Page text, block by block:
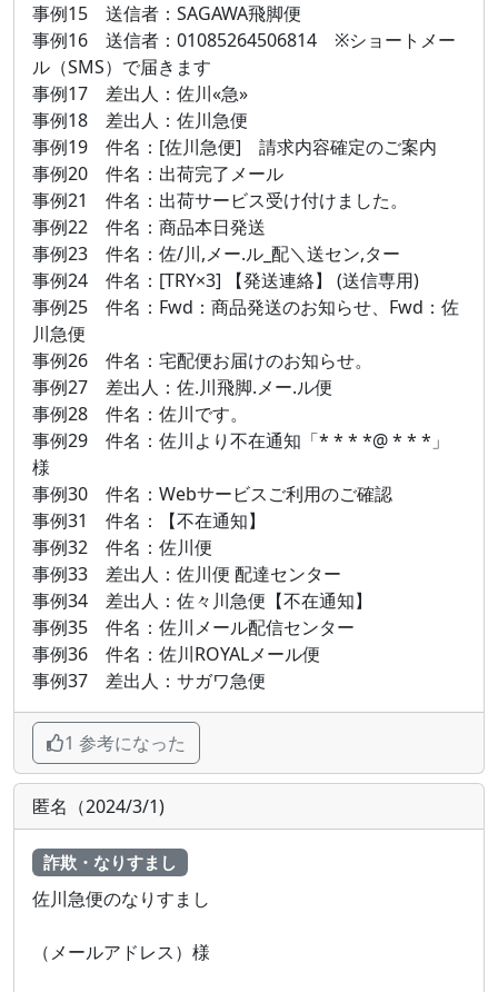
事例15 送信者：SAGAWA飛脚便
事例16 送信者：01085264506814 ※ショートメー
ル（SMS）で届きます
事例17 差出人：佐川«急»
事例18 差出人：佐川急便
事例19 件名：[佐川急便] 請求内容確定のご案内
事例20 件名：出荷完了メール
事例21 件名：出荷サービス受け付けました。
事例22 件名：商品本日発送
事例23 件名：佐/川,メー.ル_配＼送セン,ター
事例24 件名：[TRY×3] 【発送連絡】 (送信専用)
事例25 件名：Fwd：商品発送のお知らせ、Fwd：佐
川急便
事例26 件名：宅配便お届けのお知らせ。
事例27 差出人：佐.川飛脚.メー.ル便
事例28 件名：佐川です。
事例29 件名：佐川より不在通知「* * * *@ * * *」
様
事例30 件名：Webサービスご利用のご確認
事例31 件名：【不在通知】
事例32 件名：佐川便
事例33 差出人：佐川便 配達センター
事例34 差出人：佐々川急便【不在通知】
事例35 件名：佐川メール配信センター
事例36 件名：佐川ROYALメール便
事例37 差出人：サガワ急便
1 参考になった
匿名（2024/3/1)
詐欺・なりすまし
佐川急便のなりすまし
（メールアドレス）様